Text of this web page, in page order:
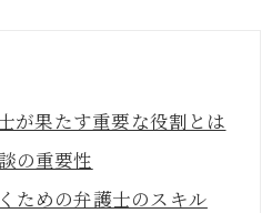
が果たす重要な役割とは
の重要性
ための弁護士のスキル